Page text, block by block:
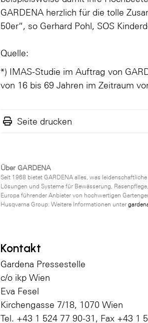
GARDENA herzlich für die tolle
50er“, so Gerhard Pohl, SOS
Quelle:
*) IMAS-Studie im Auftrag von
von 16 bis 69 Jahren im Zeitraum
Seite drucken
Über GARDENA
Seit 1968 bietet GARDENA alles, was
Lösungen und Systeme für Bewässerung,
Europa führender Anbieter von hochwertigen
Husqvarna Group. Weitere Informationen unter
Kontakt
Gardena Pressestelle
c/o ikp Wien
Eva Fesel
Kirchengasse 7/18, 1070 Wien
Tel. +43 1 524 77 90-31, Fax +43 1